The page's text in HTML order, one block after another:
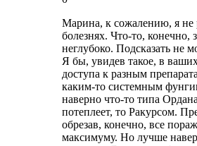
Марина, к сожалению, я не
болезнях. Что-то, конечно,
неглубоко. Подсказать не
Я бы, увидев такое, в
доступа к разным
каким-то системным
наверно что-то типа
потеплеет, то Ракурсом.
обрезав, конечно, все
максимуму. Но лучше